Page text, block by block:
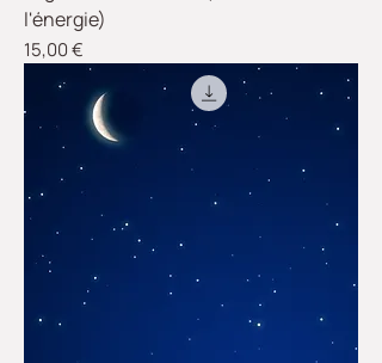
l'énergie)
Prix
15,00 €